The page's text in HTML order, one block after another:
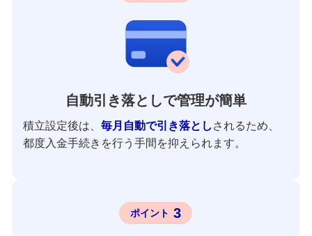
自動引き落としで管理が簡単
積立設定後は、 毎月自動で引き落とし されるため、
都度入金手続きを行う手間を抑えられます。
ポイント 3